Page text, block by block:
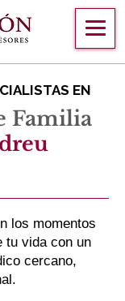
EN
Familia
los momentos
tu vida con un
cercano,